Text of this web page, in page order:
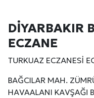
DİYARBAKIR
ECZANE
TURKUAZ ECZANESİ
BAĞCILAR MAH.
HAVAALANI KAVŞAĞI